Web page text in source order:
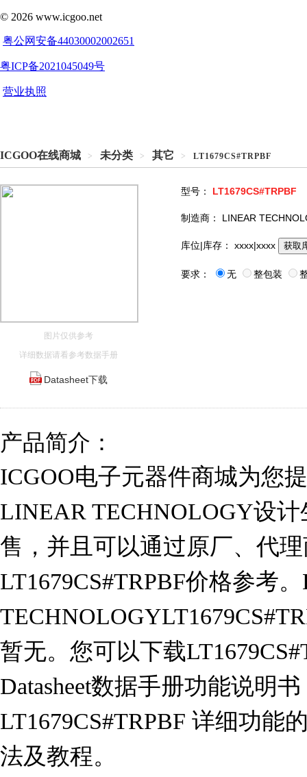
ICGOO在线商城 > 未分类 > 其它 > LT1679CS#TRPBF
图片仅供参考
详细数据请看参考数据手册
Datasheet下载
型号： LT1679CS#TRPBF
制造商： LINEAR
库位|库存： xxxx|xxxx 获取
要求： 无 整包装
产品简介：
ICGOO电子元器件商城为您
LINEAR TECHNOLOGY设
售，并且可以通过原厂、代
LT1679CS#TRPBF价格参考
暂无。您可以下载
Datasheet数据手册功能说明
LT1679CS#TRPBF 详细功能
法及教程。